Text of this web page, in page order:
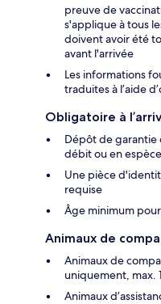
preuve de
s'applique à tous
doivent avoir été
avant l'arrivée
Les informations
traduites à l’aide
Obligatoire à
Dépôt de
débit ou en
Une pièce
requise
Âge minimum
Animaux de
Animaux de
uniquement, max.
Animaux